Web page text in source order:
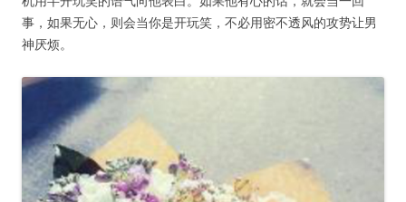
事，如果无心，则会当你是开玩笑，不必用密不透风的攻势让男
神厌烦。